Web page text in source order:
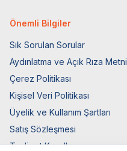
Önemli Bilgiler
Sık Sorulan Sorular
Aydınlatma ve Açık Rıza Metni
Çerez Politikası
Kişisel Veri Politikası
Üyelik ve Kullanım Şartları
Satış Sözleşmesi
Teslimat Koşulları